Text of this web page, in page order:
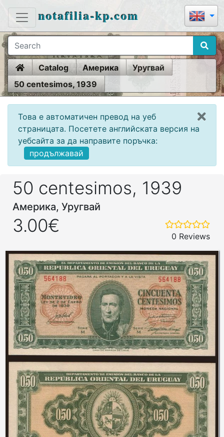
notafilia-kp.com
HomeCatalog Америка
Уругвай
50 centesimos, 1939
Това е автоматичен превод на уеб
страницата. Посетете английската версия на
уебсайта за да направите поръчка:
продължавай
50 centesimos, 1939
Америка, Уругвай
3.00€
0 Reviews